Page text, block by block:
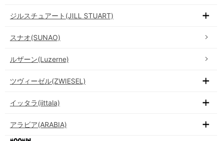
ジルスチュアート(JILL STUART)
スナオ(SUNAO)
ルザーン(Luzerne)
ツヴィーゼル(ZWIESEL)
イッタラ(iittala)
アラビア(ARABIA)